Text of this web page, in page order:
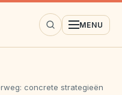
MENU
concrete strategieën